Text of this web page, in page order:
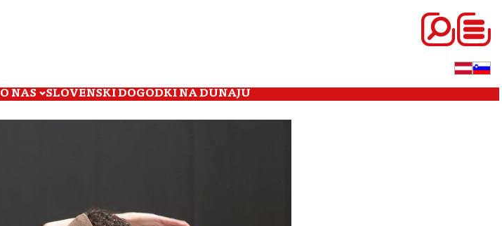
O NAS SLOVENSKI DOGODKI NA DUNAJU